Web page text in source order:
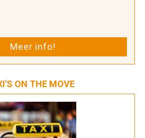
Meer info!
ON THE MOVE